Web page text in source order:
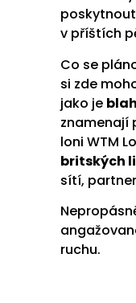
v příštích
Co se
si zde
jako je
znamenají
loni WTM
britských
sítí,
ruchu.